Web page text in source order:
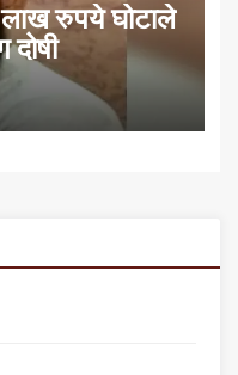
रुपये घोटाले